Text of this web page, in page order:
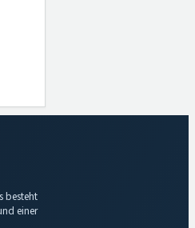
besteht
einer